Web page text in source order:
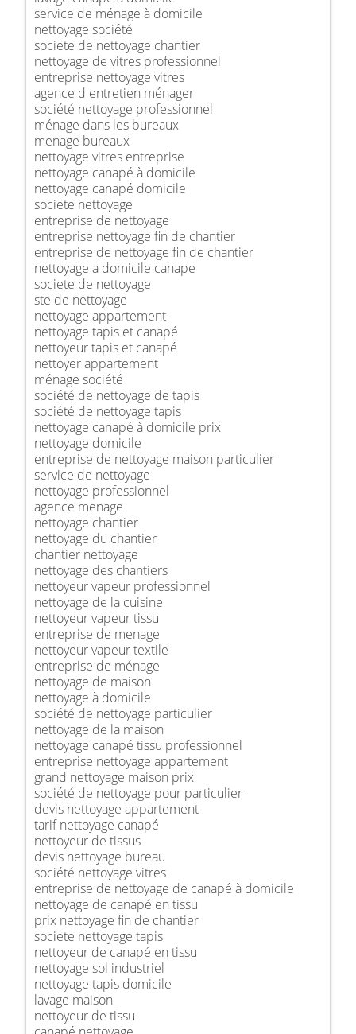
service de ménage à domicile
nettoyage société
societe de nettoyage chantier
nettoyage de vitres professionnel
entreprise nettoyage vitres
agence d entretien ménager
société nettoyage professionnel
ménage dans les bureaux
menage bureaux
nettoyage vitres entreprise
nettoyage canapé à domicile
nettoyage canapé domicile
societe nettoyage
entreprise de nettoyage
entreprise nettoyage fin de chantier
entreprise de nettoyage fin de chantier
nettoyage a domicile canape
societe de nettoyage
ste de nettoyage
nettoyage appartement
nettoyage tapis et canapé
nettoyeur tapis et canapé
nettoyer appartement
ménage société
société de nettoyage de tapis
société de nettoyage tapis
nettoyage canapé à domicile prix
nettoyage domicile
entreprise de nettoyage maison particulier
service de nettoyage
nettoyage professionnel
agence menage
nettoyage chantier
nettoyage du chantier
chantier nettoyage
nettoyage des chantiers
nettoyeur vapeur professionnel
nettoyage de la cuisine
nettoyeur vapeur tissu
entreprise de menage
nettoyeur vapeur textile
entreprise de ménage
nettoyage de maison
nettoyage à domicile
société de nettoyage particulier
nettoyage de la maison
nettoyage canapé tissu professionnel
entreprise nettoyage appartement
grand nettoyage maison prix
société de nettoyage pour particulier
devis nettoyage appartement
tarif nettoyage canapé
nettoyeur de tissus
devis nettoyage bureau
société nettoyage vitres
entreprise de nettoyage de canapé à domicile
nettoyage de canapé en tissu
prix nettoyage fin de chantier
societe nettoyage tapis
nettoyeur de canapé en tissu
nettoyage sol industriel
nettoyage tapis domicile
lavage maison
nettoyeur de tissu